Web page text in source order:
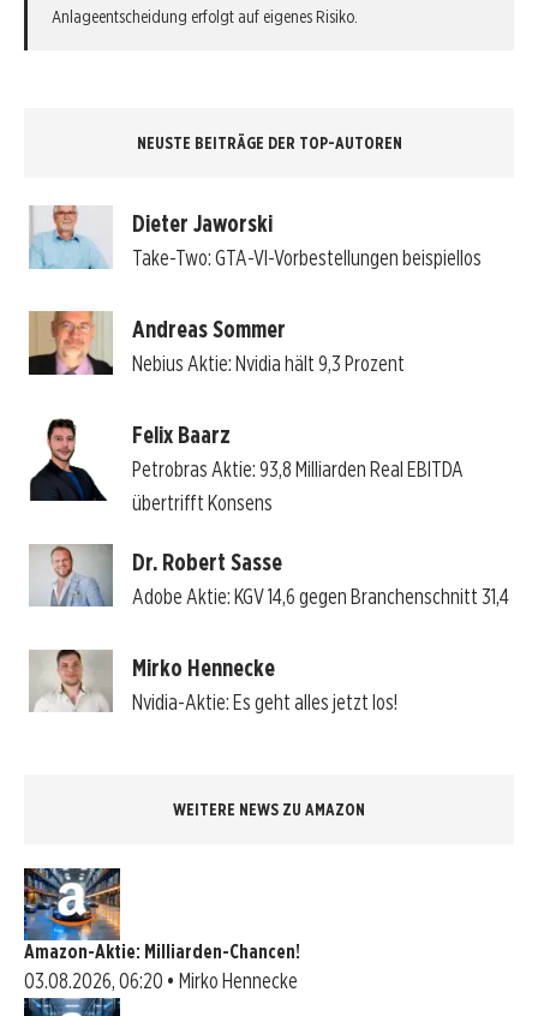
Anlageentscheidung erfolgt auf eigenes Risiko.
NEUSTE BEITRÄGE DER TOP-AUTOREN
Dieter Jaworski
Take-Two: GTA-VI-Vorbestellungen beispiellos
Andreas Sommer
Nebius Aktie: Nvidia hält 9,3 Prozent
Felix Baarz
Petrobras Aktie: 93,8 Milliarden Real EBITDA
übertrifft Konsens
Dr. Robert Sasse
Adobe Aktie: KGV 14,6 gegen Branchenschnitt 31,4
Mirko Hennecke
Nvidia-Aktie: Es geht alles jetzt los!
WEITERE NEWS ZU AMAZON
Amazon-Aktie: Milliarden-Chancen!
03.08.2026, 06:20 • Mirko Hennecke